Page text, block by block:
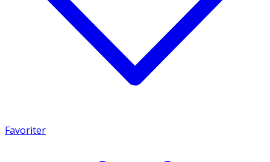
Favoriter